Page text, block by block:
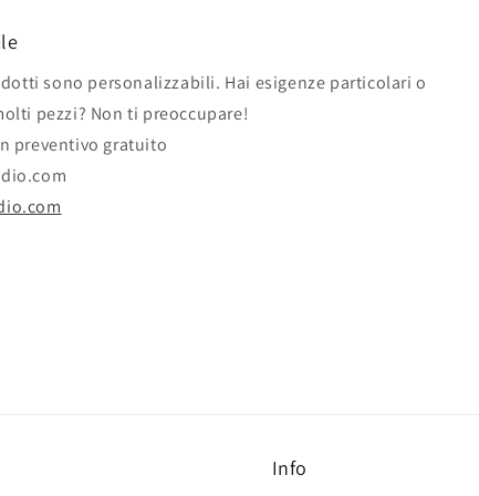
sono personalizzabili. Hai esigenze particolari o
pezzi? Non ti preoccupare!
preventivo gratuito
Info